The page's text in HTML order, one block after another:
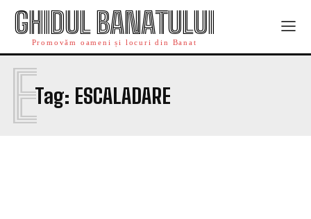
GHIDUL BANATULUI
Promovăm oameni și locuri din Banat
Tag: ESCALADARE
E